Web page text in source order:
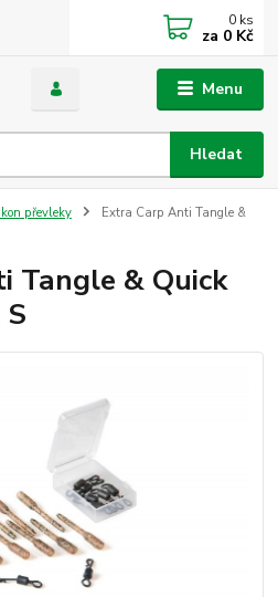
Menu
Hledat
0 ks
za 0 Kč
převleky
Extra Carp Anti Tangle &
Tangle & Quick